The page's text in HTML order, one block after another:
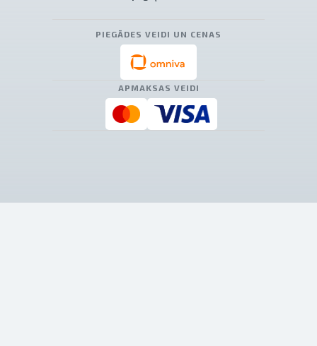
PIEGĀDES VEIDI UN CENAS
APMAKSAS VEIDI